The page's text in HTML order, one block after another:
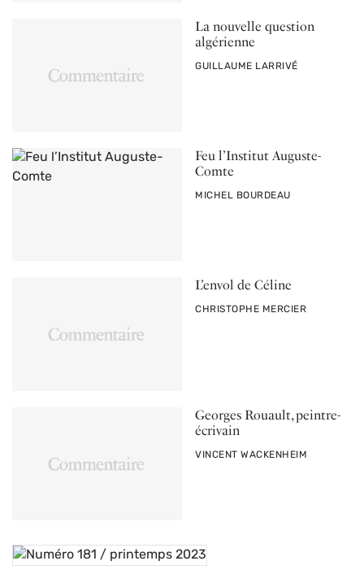
La nouvelle question
algérienne
PAR
GUILLAUME LARRIVÉ
Feu l’Institut Auguste-
Comte
PAR
MICHEL BOURDEAU
L’envol de Céline
PAR
CHRISTOPHE MERCIER
Georges Rouault, peintre-
écrivain
PAR
VINCENT WACKENHEIM
Acheter le numéro